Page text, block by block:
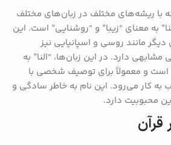
با ریشه‌های مختلف در زبان‌های مختلف
به معنای “زیبا” و “روشنایی” است. این
مانند روسی و اسپانیایی نیز
دارد. در این زبان‌ها، “النا” به
است و معمولاً برای توصیف شخصی با
کار می‌رود. این نام به خاطر سادگی و
محبوبیت دارد.
قرآن